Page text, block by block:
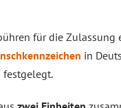
für die Zulassung
in
festgelegt.